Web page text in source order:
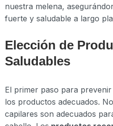
nuestra melena,
fuerte y saludable a largo
Elección de
Saludables
El primer paso para
los productos adecuados.
capilares son adecuados